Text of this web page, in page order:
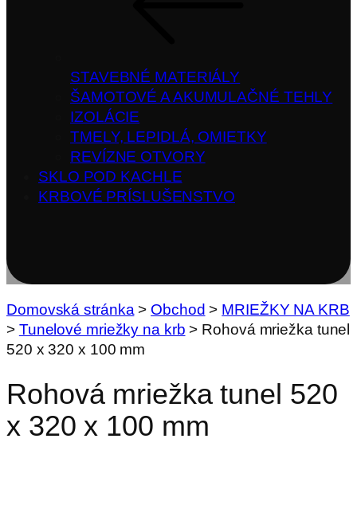
STAVEBNÉ MATERIÁLY
ŠAMOTOVÉ A AKUMULAČNÉ TEHLY
IZOLÁCIE
TMELY, LEPIDLÁ, OMIETKY
REVÍZNE OTVORY
SKLO POD KACHLE
KRBOVÉ PRÍSLUŠENSTVO
Domovská stránka > Obchod > MRIEŽKY NA KRB
> Tunelové mriežky na krb > Rohová mriežka tunel
520 x 320 x 100 mm
Rohová mriežka tunel 520
x 320 x 100 mm